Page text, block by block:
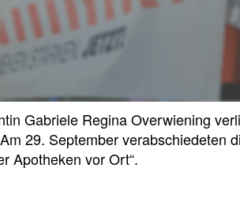
Gabriele Regina Overwiening
29. September verabschiedeten
Apotheken vor Ort“.